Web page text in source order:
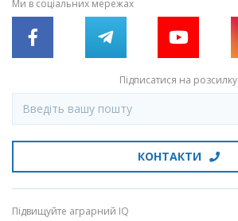
Ми в соціальних мережах
Підписатися на розсилку
КОНТАКТИ
Підвищуйте аграрний IQ